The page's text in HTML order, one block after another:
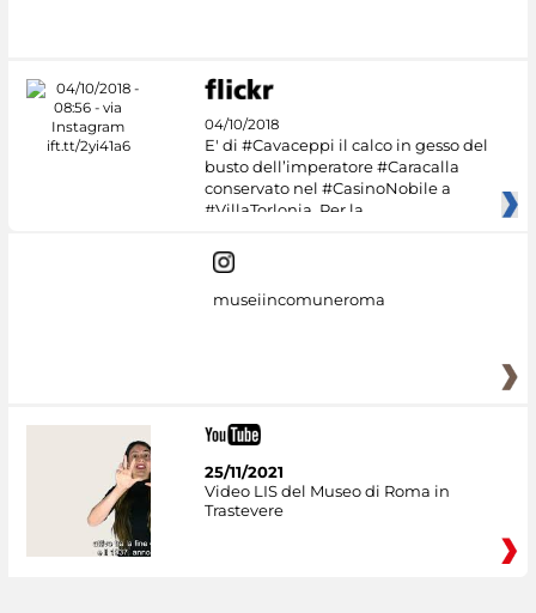
04/10/2018
E' di #Cavaceppi il calco in gesso del
busto dell’imperatore #Caracalla
conservato nel #CasinoNobile a
#VillaTorlonia. Per la
museiincomuneroma
25/11/2021
Video LIS del Museo di Roma in
Trastevere